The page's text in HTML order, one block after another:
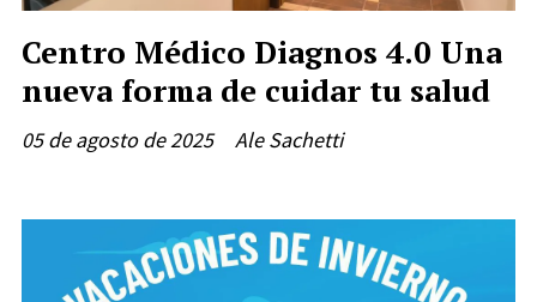
Centro Médico Diagnos 4.0 Una
nueva forma de cuidar tu salud
Ale Sachetti
05 de agosto de 2025